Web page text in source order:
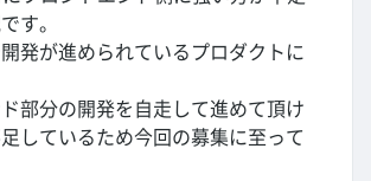
す。
発が進められているプロダクトに
部分の開発を自走して進めて頂け
しているため今回の募集に至って